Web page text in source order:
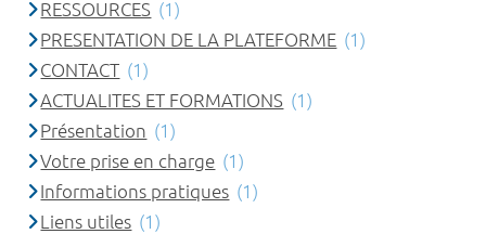
RESSOURCES (1)
PRESENTATION DE LA PLATEFORME (1)
CONTACT (1)
ACTUALITES ET FORMATIONS (1)
Présentation (1)
Votre prise en charge (1)
Informations pratiques (1)
Liens utiles (1)